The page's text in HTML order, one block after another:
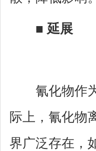
■ 延展
氰化物作为
际上，氰化物
界广泛存在，